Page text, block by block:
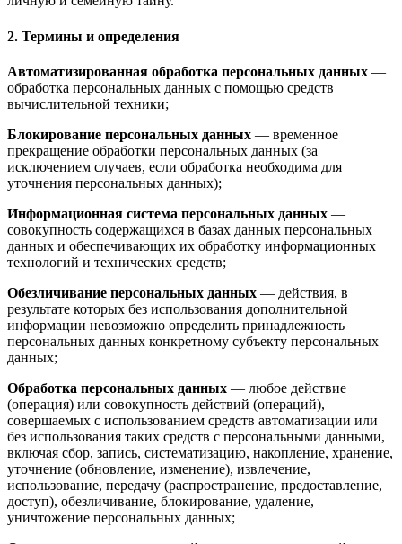
2. Термины и определения
Автоматизированная обработка персональных данных —
обработка персональных данных с помощью средств
вычислительной техники;
Блокирование персональных данных — временное
прекращение обработки персональных данных (за
исключением случаев, если обработка необходима для
уточнения персональных данных);
Информационная система персональных данных —
совокупность содержащихся в базах данных персональных
данных и обеспечивающих их обработку информационных
технологий и технических средств;
Обезличивание персональных данных — действия, в
результате которых без использования дополнительной
информации невозможно определить принадлежность
персональных данных конкретному субъекту персональных
данных;
Обработка персональных данных — любое действие
(операция) или совокупность действий (операций),
совершаемых с использованием средств автоматизации или
без использования таких средств с персональными данными,
включая сбор, запись, систематизацию, накопление, хранение,
уточнение (обновление, изменение), извлечение,
использование, передачу (распространение, предоставление,
доступ), обезличивание, блокирование, удаление,
уничтожение персональных данных;